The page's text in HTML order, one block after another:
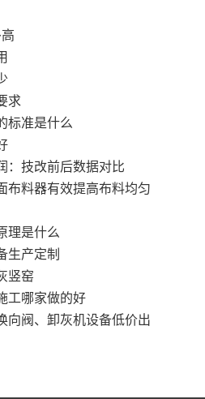
求
标准是什么
：技改前后数据对比
布料器有效提高布料均匀
理是什么
生产定制
竖窑
工哪家做的好
向阀、卸灰机设备低价出